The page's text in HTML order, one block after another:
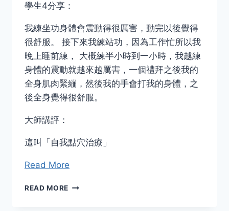
學生4分享：
我練坐功身體會震動得很厲害，動完以後覺得
很舒服。 接下來我練站功，因為工作忙所以我
晚上睡前練， 大概練半小時到一小時，我越練
身體的震動就越來越厲害，一個禮拜之後我的
全身肌肉緊繃，然後我的手會打我的身體，之
後全身覺得很舒服。
大師講評：
這叫「自我點穴治療」
Read More
READ MORE